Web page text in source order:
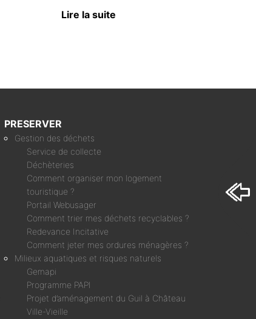
Lire la suite
PRESERVER
Gestion des déchets
Service de collecte
Déchèteries
Comment organiser mon logement
touristique ?
Portail Webusager
Comment trier mes déchets recyclables ?
Redevance Incitative
Comment jeter mes ordures ménagères ?
Milieux aquatiques et risques naturels
Gemapi
Programme PAPI
Projet d’aménagement du Guil à Château
Ville-Vieille